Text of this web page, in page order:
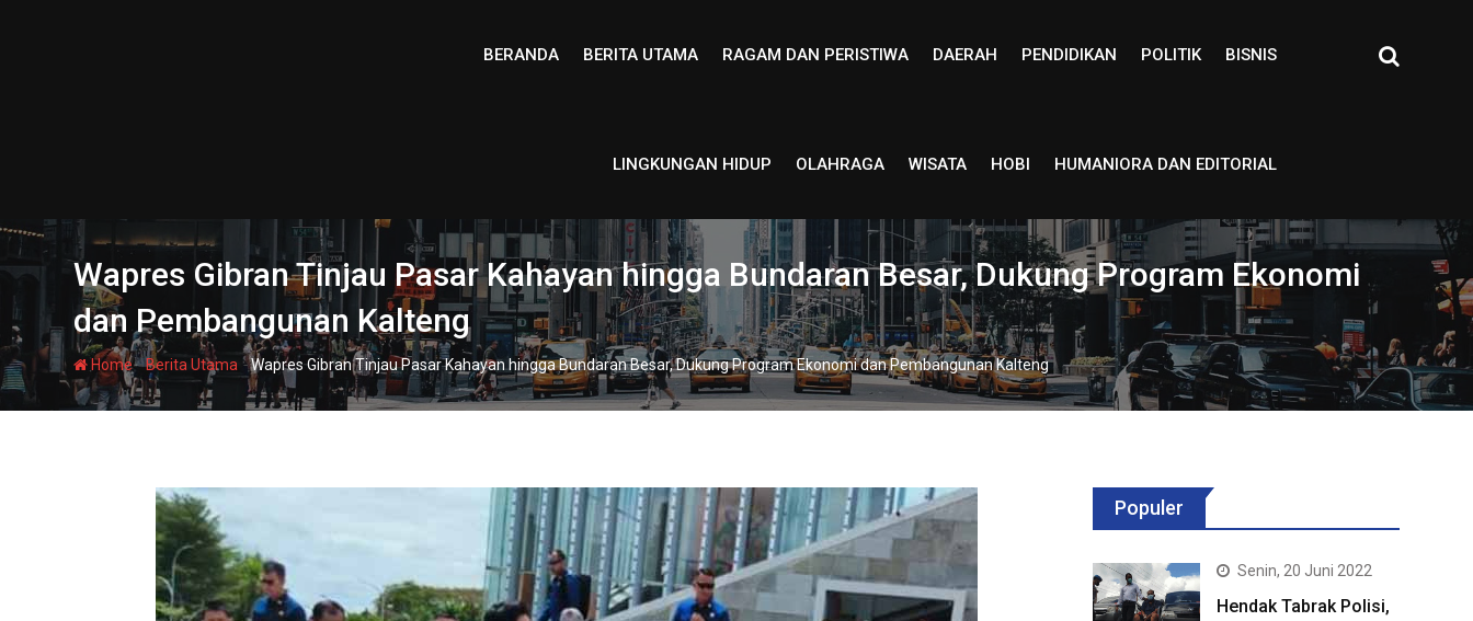
BERANDA BERITA UTAMA RAGAM DAN PERISTIWA DAERAH PENDIDIKAN POLITIK BISNIS
LINGKUNGAN HIDUP OLAHRAGA WISATA HOBI HUMANIORA DAN EDITORIAL
Wapres Gibran Tinjau Pasar Kahayan hingga Bundaran Besar, Dukung Program Ekonomi
dan Pembangunan Kalteng
Home-Berita Utama -Wapres Gibran Tinjau Pasar Kahayan hingga Bundaran Besar, Dukung Program Ekonomi dan Pembangunan Kalteng
Populer
Senin, 20 Juni 2022
Hendak Tabrak Polisi,